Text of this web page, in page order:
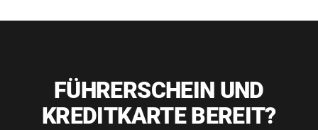
FÜHRERSCHEIN UND
KREDITKARTE BEREIT?